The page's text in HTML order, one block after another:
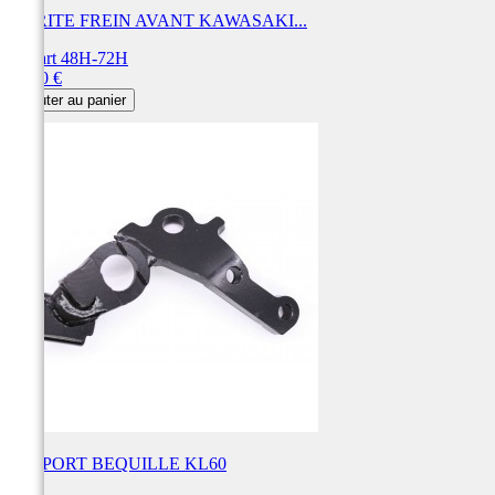
DURITE FREIN AVANT KAWASAKI...
Départ 48H-72H
69,90 €
Ajouter au panier
SUPPORT BEQUILLE KL60